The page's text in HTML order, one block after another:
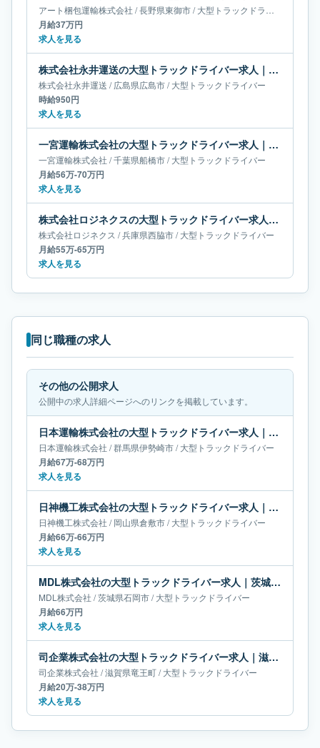
アート梱包運輸株式会社 /長野県東御市/大型トラックドライバー
月給37万円
求人を見る
株式会社永井運送の大型トラックドライバー求人｜広島県広島市
株式会社永井運送 /広島県広島市/大型トラックドライバー
時給950円
求人を見る
一宮運輸株式会社の大型トラックドライバー求人｜千葉県船橋市｜月給56万-70万円
一宮運輸株式会社 /千葉県船橋市/大型トラックドライバー
月給56万-70万円
求人を見る
株式会社ロジネクスの大型トラックドライバー求人｜兵庫県西脇市｜月給55万-65万円
株式会社ロジネクス /兵庫県西脇市/大型トラックドライバー
月給55万-65万円
求人を見る
同じ職種の求人
その他の公開求人
公開中の求人詳細ページへのリンクを掲載しています。
日本運輸株式会社の大型トラックドライバー求人｜群馬県伊勢崎市｜月給67万-68万円
日本運輸株式会社 /群馬県伊勢崎市/大型トラックドライバー
月給67万-68万円
求人を見る
日神機工株式会社の大型トラックドライバー求人｜岡山県倉敷市｜月給66万-66万円
日神機工株式会社 /岡山県倉敷市/大型トラックドライバー
月給66万-66万円
求人を見る
MDL株式会社の大型トラックドライバー求人｜茨城県石岡市｜月給66万円
MDL株式会社 /茨城県石岡市/大型トラックドライバー
月給66万円
求人を見る
司企業株式会社の大型トラックドライバー求人｜滋賀県竜王町｜月給20万-38万円
司企業株式会社 /滋賀県竜王町/大型トラックドライバー
月給20万-38万円
求人を見る